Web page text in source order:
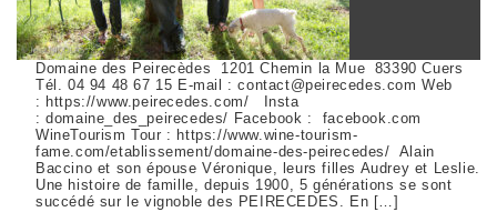
Domaine des Peirecèdes 1201 Chemin la Mue 83390 Cuers
Tél. 04 94 48 67 15 E-mail : contact@peirecedes.com Web
: https://www.peirecedes.com/ Insta
: domaine_des_peirecedes/ Facebook : facebook.com
WineTourism Tour : https://www.wine-tourism-
fame.com/etablissement/domaine-des-peirecedes/ Alain
Baccino et son épouse Véronique, leurs filles Audrey et Leslie.
Une histoire de famille, depuis 1900, 5 générations se sont
succédé sur le vignoble des PEIRECEDES. En […]